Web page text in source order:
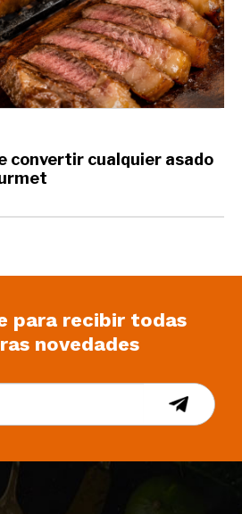
convertir cualquier asado
para recibir todas
novedades